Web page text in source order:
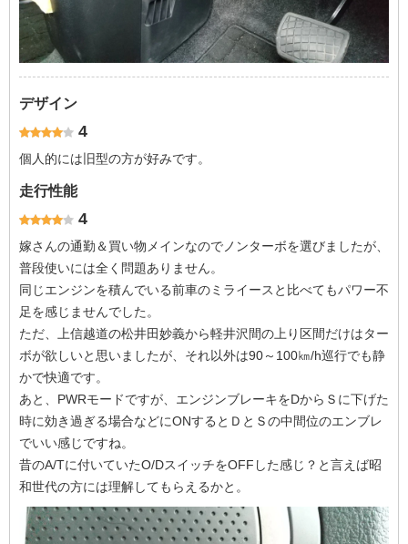
デザイン
4
個人的には旧型の方が好みです。
走行性能
4
嫁さんの通勤＆買い物メインなのでノンターボを選びましたが、
普段使いには全く問題ありません。
同じエンジンを積んでいる前車のミライースと比べてもパワー不
足を感じませんでした。
ただ、上信越道の松井田妙義から軽井沢間の上り区間だけはター
ボが欲しいと思いましたが、それ以外は90～100㎞/h巡行でも静
かで快適です。
あと、PWRモードですが、エンジンブレーキをDからＳに下げた
時に効き過ぎる場合などにONするとＤとＳの中間位のエンブレ
でいい感じですね。
昔のA/Tに付いていたO/DスイッチをOFFした感じ？と言えば昭
和世代の方には理解してもらえるかと。